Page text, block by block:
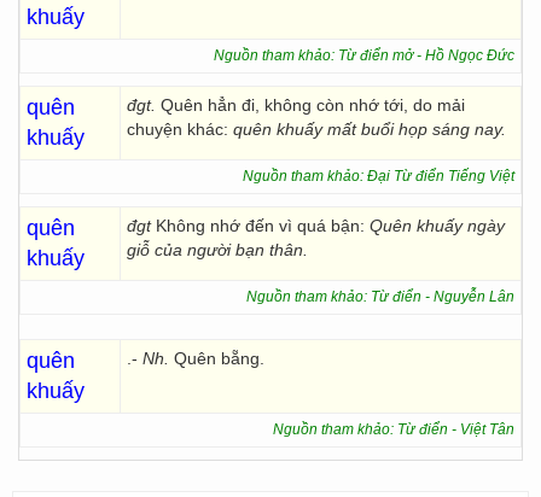
khuấy
Nguồn tham khảo: Từ điển mở - Hồ Ngọc Đức
quên
khuấy
đgt. Quên hẳn đi, không còn nhớ tới, do mải
chuyện khác: quên khuấy mất buổi họp sáng nay.
Nguồn tham khảo: Đại Từ điển Tiếng Việt
quên
khuấy
đgt Không nhớ đến vì quá bận: Quên khuấy ngày
giỗ của người bạn thân.
Nguồn tham khảo: Từ điển - Nguyễn Lân
quên
khuấy
.- Nh. Quên bẵng.
Nguồn tham khảo: Từ điển - Việt Tân